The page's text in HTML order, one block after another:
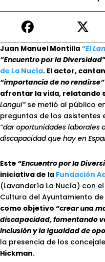
Juan Manuel Montilla “El
“Encuentro por la Diversidad
de La Nucía. El actor,
“importancia de no rendirse”
afrontar la vida, relatando
Langui”se metió al público
preguntas de los asistentes
“dar oportunidades laborales
discapacidad que hay en
Este “Encuentro por la
iniciativa de la Fundación
(Lavandería La Nucía) con
Cultura del Ayuntamiento de
como objetivo “crear una
discapacidad, fomentando
inclusión y la igualdad de
la presencia de los
Hickman.